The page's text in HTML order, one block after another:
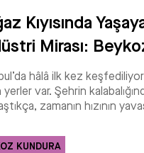
Kıyısında
Mirası:
hâlâ ilk kez
var. Şehrin
zamanın hızının
KUNDURA